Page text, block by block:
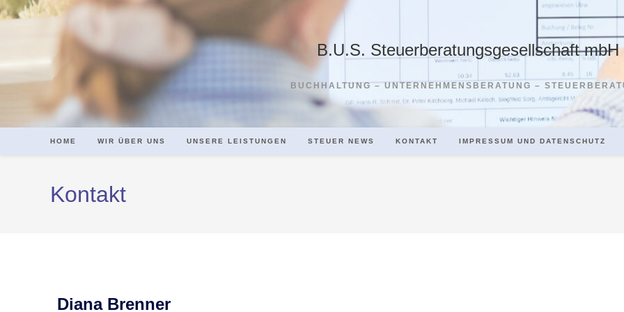
B.U.S. Steuerberatungsgesellschaft mbH
BUCHHALTUNG – UNTERNEHMENSBERATUNG –
HOME WIR ÜBER UNS UNSERE LEISTUNGEN STEUER NEWS KONTAKT IMPRESSUM UND DATENSCHUTZ
Kontakt
Diana Brenner